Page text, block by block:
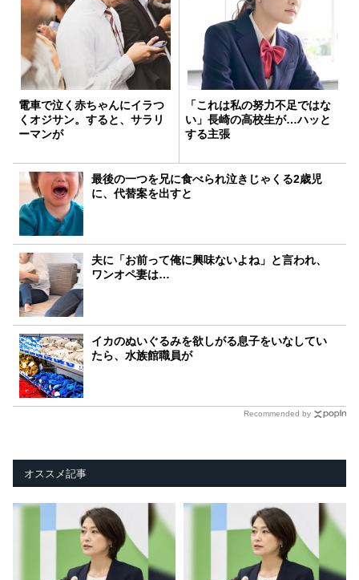
電車で泣く赤ちゃんにイラつ
くオジサン。すると、サラリ
ーマンが
「これは私の努力不足ではな
い」長崎の高校生が…ハッと
する主張
最後の一つを兄に食べられ泣きじゃくる2歳児
に、代替案を出すと
夫に「お前って俺に興味ないよね」と言われ、
ワンオペ妻は…
イカのぬいぐるみを欲しがる息子をいなしてい
たら、水族館職員が
Recommended by
オススメ記事